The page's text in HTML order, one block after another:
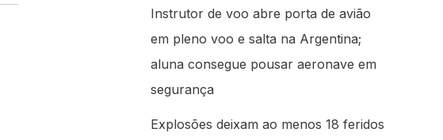
Instrutor de voo abre porta de avião
em pleno voo e salta na Argentina;
aluna consegue pousar aeronave em
segurança
Explosões deixam ao menos 18 feridos